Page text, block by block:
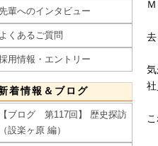
輩へのインタビュー
よくあるご質問
用情報・エントリー
着情報＆ブログ
【ブログ 第117回】 歴史探訪
（設楽ヶ原 編）